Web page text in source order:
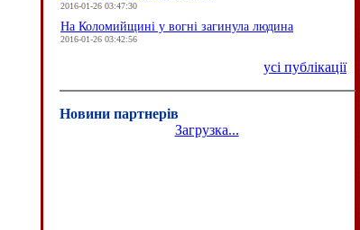
2016-01-26 03:47:30
На Коломийщині у вогні загинула людина
2016-01-26 03:42:56
усі публікації
Новини партнерів
Загрузка...